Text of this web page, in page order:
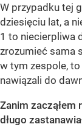
W przypadku tej
dziesięciu lat, a
1 to niecierpliwa
zrozumieć sama
w tym zespole,
nawiązali do
Zanim zacząłem
długo